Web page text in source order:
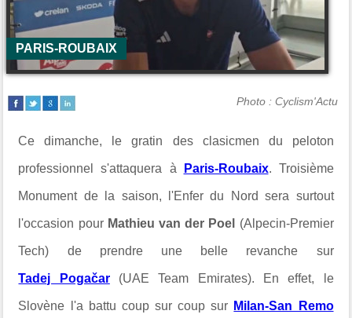
PARIS-ROUBAIX
Photo : Cyclism'Actu
Ce dimanche, le gratin des clasicmen du peloton
professionnel s'attaquera à Paris-Roubaix. Troisième
Monument de la saison, l'Enfer du Nord sera surtout
l'occasion pour Mathieu van der Poel (Alpecin-Premier
Tech) de prendre une belle revanche sur
Tadej Pogačar(UAE Team Emirates). En effet, le
Slovène l'a battu coup sur coup sur Milan-San Remo